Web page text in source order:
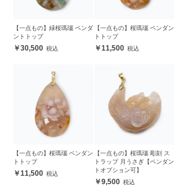
【一点もの】緑桜瑪瑙 ペンダ
ントトップ
30,500
【一点もの】桜瑪瑙 ペンダン
トトップ
11,500
【一点もの】桜瑪瑙 ペンダン
トトップ
11,500
【一点もの】桜瑪瑙 彫刻 ス
トラップ 月うさぎ【ペンダン
トオプション可】
9,500